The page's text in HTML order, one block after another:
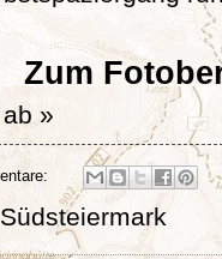
Zum
»
Südsteiermark